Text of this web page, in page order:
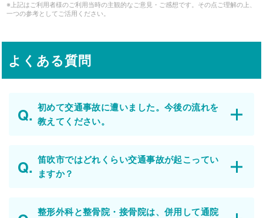
※上記はご利用者様のご利用当時の主観的なご意見・ご感想です。その点ご理解の上、
一つの参考としてご活用ください。
よくある質問
初めて交通事故に遭いました。今後の流れを
教えてください。
笛吹市ではどれくらい交通事故が起こってい
ますか？
整形外科と整骨院・接骨院は、併用して通院